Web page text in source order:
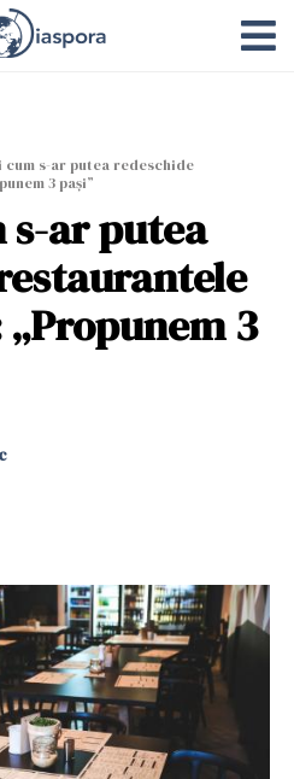
cum s-ar putea redeschide
3 pași”
s-ar putea
3